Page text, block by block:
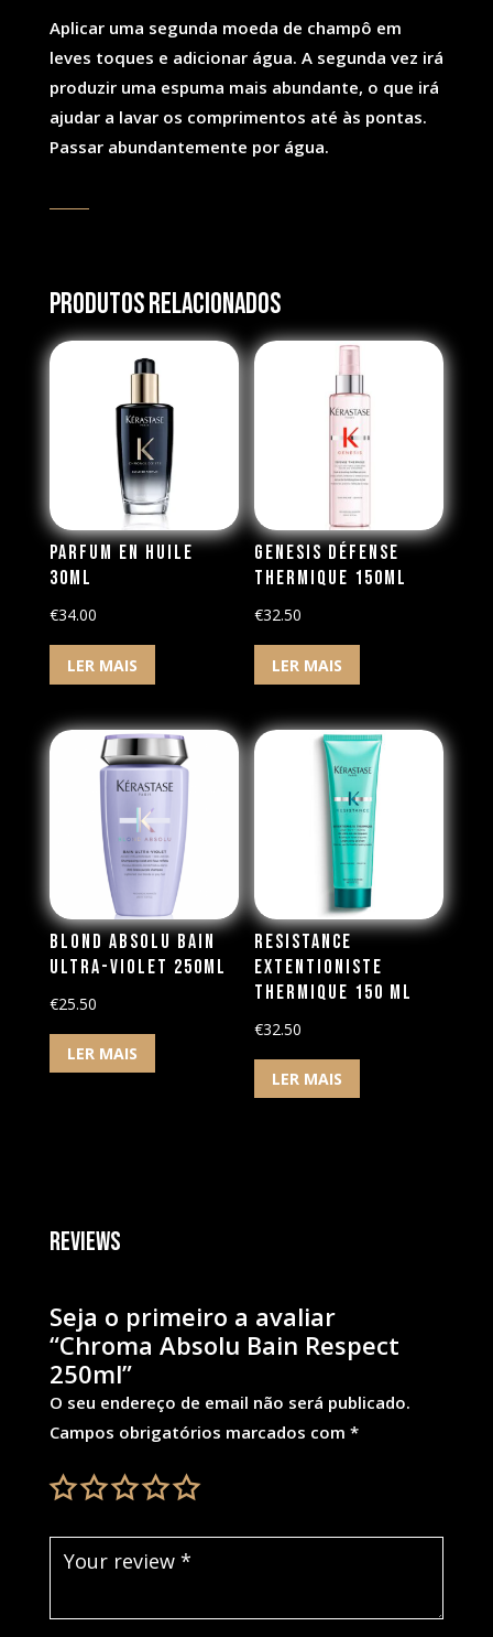
Aplicar uma segunda moeda de champô em
leves toques e adicionar água. A segunda vez irá
produzir uma espuma mais abundante, o que irá
ajudar a lavar os comprimentos até às pontas.
Passar abundantemente por água.
Produtos Relacionados
Parfum en Huile
30ml
€34.00
LER MAIS
Genesis Défense
Thermique 150ml
€32.50
LER MAIS
Blond Absolu Bain
Ultra-Violet 250ml
€25.50
LER MAIS
Resistance
Extentioniste
Thermique 150 ml
€32.50
LER MAIS
Reviews
Seja o primeiro a avaliar
“Chroma Absolu Bain Respect
250ml”
O seu endereço de email não será publicado.
Campos obrigatórios marcados com *